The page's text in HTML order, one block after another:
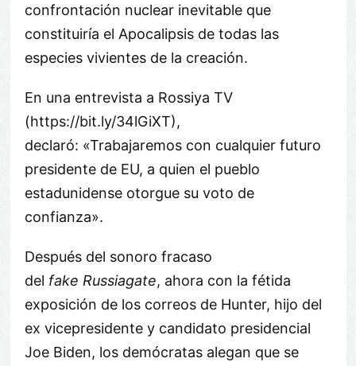
confrontación nuclear inevitable que
constituiría el Apocalipsis de todas las
especies vivientes de la creación.
En una entrevista a Rossiya TV
(https://bit.ly/34lGiXT),
declaró: «Trabajaremos con cualquier futuro
presidente de EU, a quien el pueblo
estadunidense otorgue su voto de
confianza».
Después del sonoro fracaso
del fake Russiagate, ahora con la fétida
exposición de los correos de Hunter, hijo del
ex vicepresidente y candidato presidencial
Joe Biden, los demócratas alegan que se